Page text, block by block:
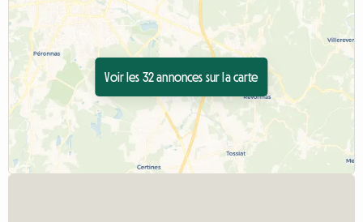
Voir les 32 annonces sur la carte